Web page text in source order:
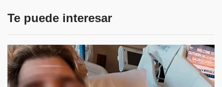
Te puede interesar